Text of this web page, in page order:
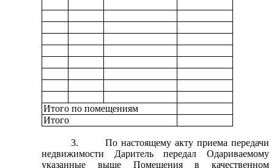
Итого по помещениям
Итого
3.
По настоящему акту приема передачи
недвижимости Даритель передал Одариваемому
указанные выше Помещения в качественном